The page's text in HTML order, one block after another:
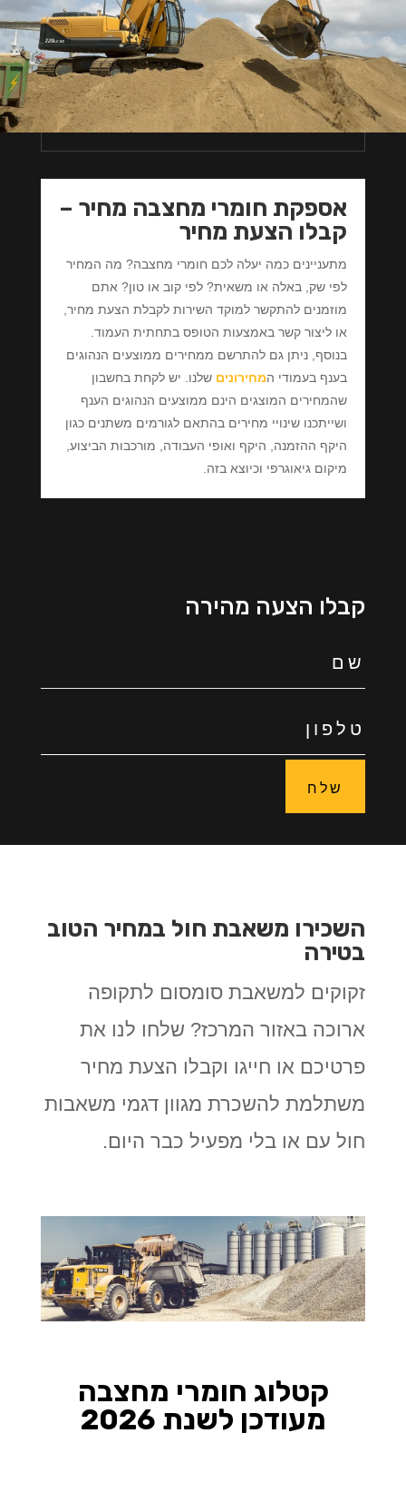
אספקת חומרי מחצבה מחיר –
קבלו הצעת מחיר
מתעניינים כמה יעלה לכם חומרי מחצבה? מה המחיר
לפי שק, באלה או משאית? לפי קוב או טון? אתם
מוזמנים להתקשר למוקד השירות לקבלת הצעת מחיר,
או ליצור קשר באמצעות הטופס בתחתית העמוד.
בנוסף, ניתן גם להתרשם ממחירים ממוצעים הנהוגים
בענף בעמודי המחירונים שלנו. יש לקחת בחשבון
שהמחירים המוצגים הינם ממוצעים הנהוגים הענף
ושייתכנו שינויי מחירים בהתאם לגורמים משתנים כגון
היקף ההזמנה, היקף ואופי העבודה, מורכבות הביצוע,
מיקום גיאוגרפי וכיוצא בזה.
קבלו הצעה מהירה
שלח
השכירו משאבת חול במחיר הטוב
בטירה
זקוקים למשאבת סומסום לתקופה
ארוכה באזור המרכז? שלחו לנו את
פרטיכם או חייגו וקבלו הצעת מחיר
משתלמת להשכרת מגוון דגמי משאבות
חול עם או בלי מפעיל כבר היום.
קטלוג חומרי מחצבה
מעודכן לשנת 2026